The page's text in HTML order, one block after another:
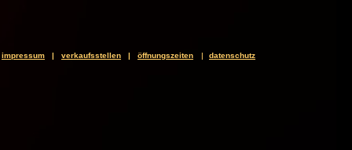
impressum | verkaufsstellen | öffnungszeiten datenschutz